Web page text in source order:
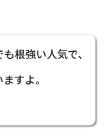
根強い人気で、
すよ。